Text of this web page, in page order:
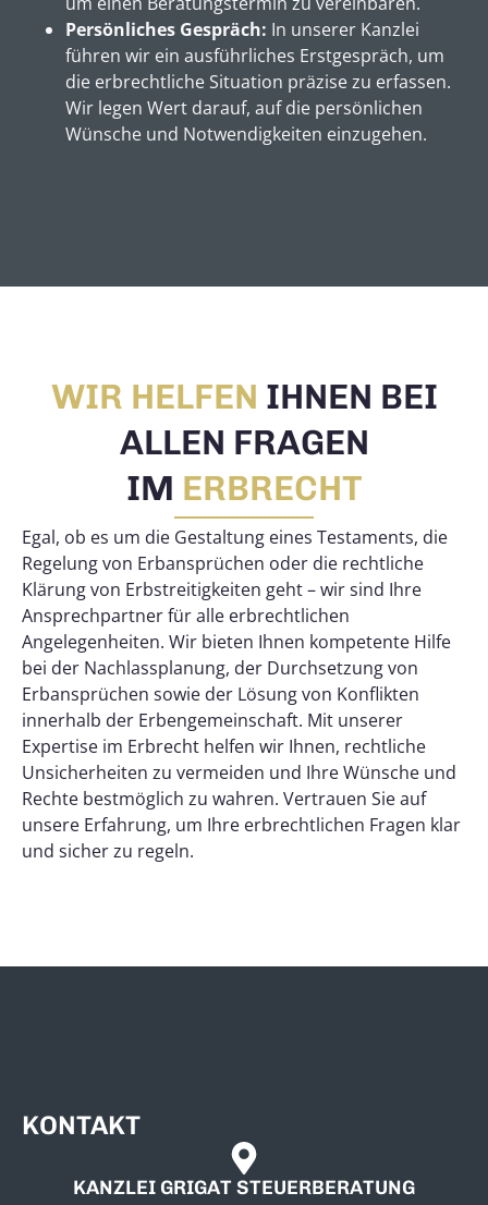
Persönliches Gespräch: In unserer Kanzlei
führen wir ein ausführliches Erstgespräch, um
die erbrechtliche Situation präzise zu erfassen.
Wir legen Wert darauf, auf die persönlichen
Wünsche und Notwendigkeiten einzugehen.
WIR HELFEN IHNEN BEI
ALLEN FRAGEN
IM ERBRECHT
Egal, ob es um die Gestaltung eines Testaments, die
Regelung von Erbansprüchen oder die rechtliche
Klärung von Erbstreitigkeiten geht – wir sind Ihre
Ansprechpartner für alle erbrechtlichen
Angelegenheiten. Wir bieten Ihnen kompetente Hilfe
bei der Nachlassplanung, der Durchsetzung von
Erbansprüchen sowie der Lösung von Konflikten
innerhalb der Erbengemeinschaft. Mit unserer
Expertise im Erbrecht helfen wir Ihnen, rechtliche
Unsicherheiten zu vermeiden und Ihre Wünsche und
Rechte bestmöglich zu wahren. Vertrauen Sie auf
unsere Erfahrung, um Ihre erbrechtlichen Fragen klar
und sicher zu regeln.
KONTAKT
KANZLEI GRIGAT STEUERBERATUNG